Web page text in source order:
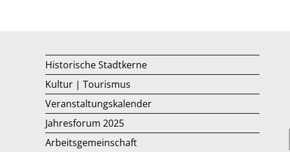
Historische Stadtkerne
Kultur | Tourismus
Veranstaltungskalender
Jahresforum 2025
Arbeitsgemeinschaft